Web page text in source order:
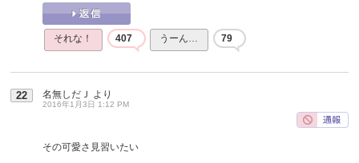
それな！ 407 うーん… 79
22 名無しだＪ より
2016年1月3日 1:12 PM
その可愛さ見習いたい